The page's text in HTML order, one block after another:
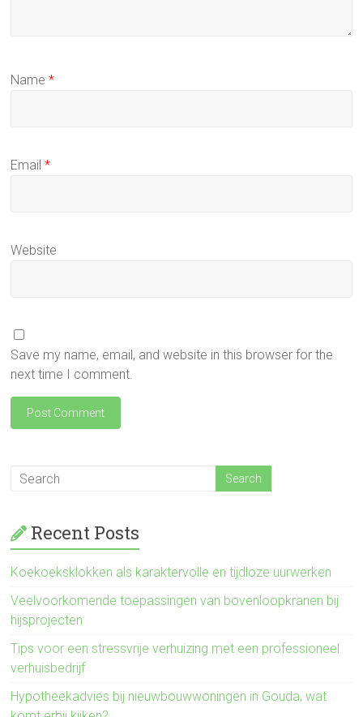
Name*
Email*
Website
Save my name, email, and website in this browser for the
next time I comment.
Recent Posts
Koekoeksklokken als karaktervolle en tijdloze uurwerken
Veelvoorkomende toepassingen van bovenloopkranen bij
hijsprojecten
Tips voor een stressvrije verhuizing met een professioneel
verhuisbedrijf
Hypotheekadvies bij nieuwbouwwoningen in Gouda, wat